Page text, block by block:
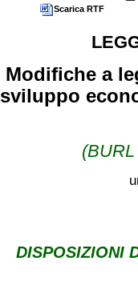
Scarica RTF
Modifiche a
sviluppo
DISPOSIZIONI